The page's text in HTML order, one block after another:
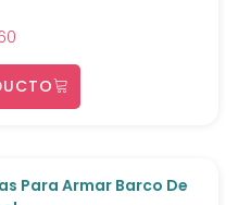
Para Armar Barco De